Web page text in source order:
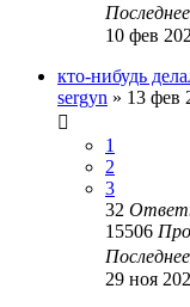
10 фев
кто-нибудь
sergyn » 13 фев
1
2
3
32
15506
29 ноя